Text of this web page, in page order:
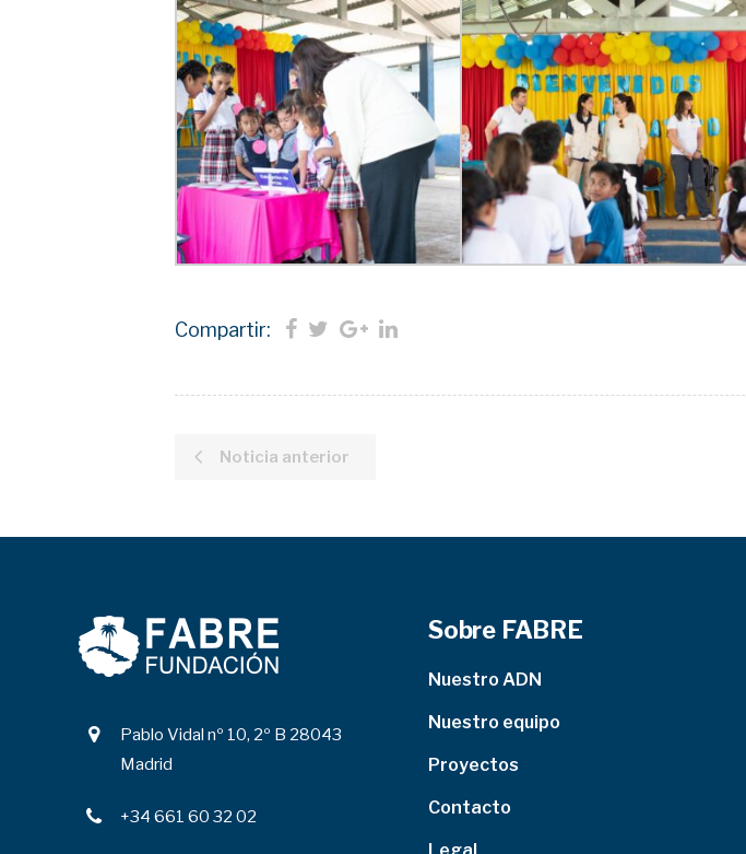
Compartir:
Noticia anterior
Pablo Vidal nº 10, 2º B 28043
Madrid
+34 661 60 32 02
Sobre FABRE
Nuestro ADN
Nuestro equipo
Proyectos
Contacto